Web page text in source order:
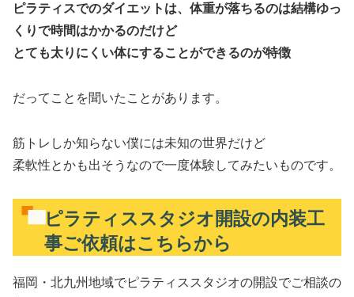
ピラティスでのダイエットは、体重が落ちるのは結構ゆっ
くりで時間はかかるのだけど
とても太りにくい体にすることができるのが特徴
だってことを聞いたことがあります。
筋トレしか知らない僕には未知の世界だけど
柔軟性とかも出そうなので一度体験してみたいものです。
ピラティススタジオ開設の内装工
事ご依頼はこちらから
福岡・北九州地域でピラティススタジオの開設でご相談の